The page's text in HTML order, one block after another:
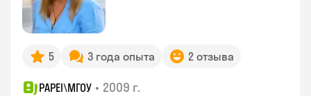
5 3 года опыта 2 отзыва
PAPEI\MГОУ • 2009 г.